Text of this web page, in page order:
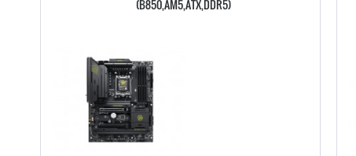
(B850,AM5,ATX,DDR5)